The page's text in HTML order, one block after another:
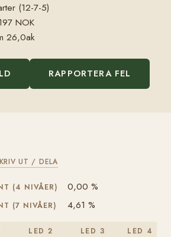
(12-7-5)
NOK
26,0ak
RAPPORTERA FEL
UT / DELA
(4 NIVÅER) 0,00 %
(7 NIVÅER) 4,61 %
LED 2 LED 3 LED 4